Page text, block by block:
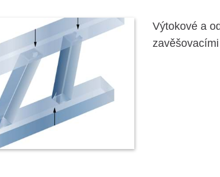
Výtokové a